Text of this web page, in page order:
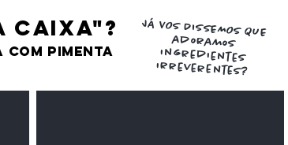
caixa"?
M PIMENTA
JÁ VOS DISSEMOS QUE
adoramos
ingredientes
irreverentes?